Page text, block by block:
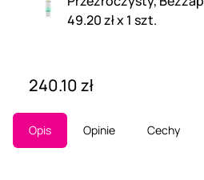
49.20 zł x 1 szt.
240.10 zł
Opis Opinie Cechy